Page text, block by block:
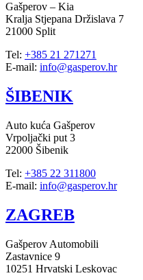
Gašperov – Kia
Kralja Stjepana Držislava 7
21000 Split
Tel: +385 21 271271
E-mail: info@gasperov.hr
ŠIBENIK
Auto kuća Gašperov
Vrpoljački put 3
22000 Šibenik
Tel: +385 22 311800
E-mail: info@gasperov.hr
ZAGREB
Gašperov Automobili
Zastavnice 9
10251 Hrvatski Leskovac